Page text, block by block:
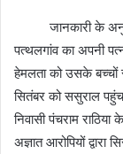
जानकारी के
पत्थलगांव का अपनी
हेमलता को उसके बच्चों
सितंबर को ससुराल
निवासी पंचराम
अज्ञात आरोपियों